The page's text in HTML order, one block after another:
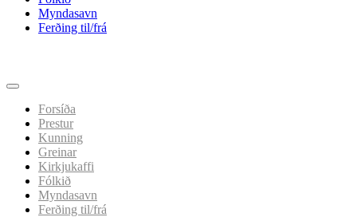
Myndasavn
Ferðing til/frá
indhold
Forsíða
Prestur
Kunning
Greinar
Kirkjukaffi
Fólkið
Myndasavn
Ferðing til/frá